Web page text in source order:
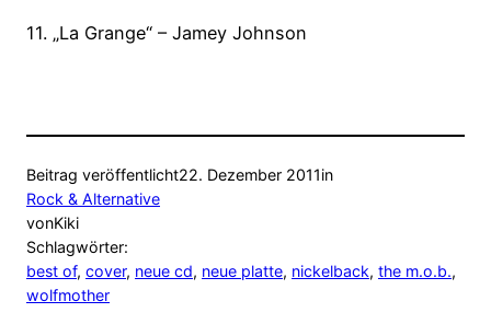
11. „La Grange“ – Jamey Johnson
Beitrag veröffentlicht22. Dezember 2011in
Rock & Alternative
vonKiki
Schlagwörter:
best of, cover, neue cd, neue platte, nickelback, the m.o.b.
wolfmother